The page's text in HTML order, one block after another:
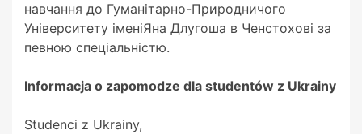
навчання до Гуманітарно-Природничого
Університету іменіЯна Длугоша в Ченстохові за
певною спеціальністю.
Informacja o zapomodze dla studentów z Ukrainy
Studenci z Ukrainy,